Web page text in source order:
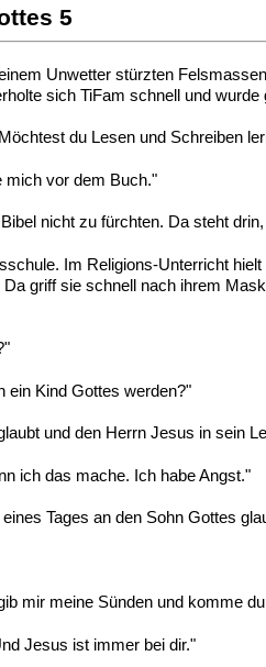
5
Unwetter stürzten
sich TiFam schnell und
du Lesen und Schreiben
mich vor dem Buch."
nicht zu fürchten. Da steht
Im Religions-Unterricht
griff sie schnell nach ihrem
ein Kind Gottes werden?"
und den Herrn Jesus in sein
ich das mache. Ich habe Angst."
Tages an den Sohn Gottes
mir meine Sünden und komme
Jesus ist immer bei dir."